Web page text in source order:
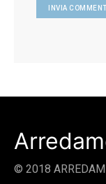
© 2018